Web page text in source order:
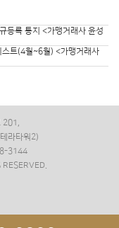
등록 통지 <가맹거래사 윤성
트(4월~6월) <가맹거래사
201,
라타워2)
3144